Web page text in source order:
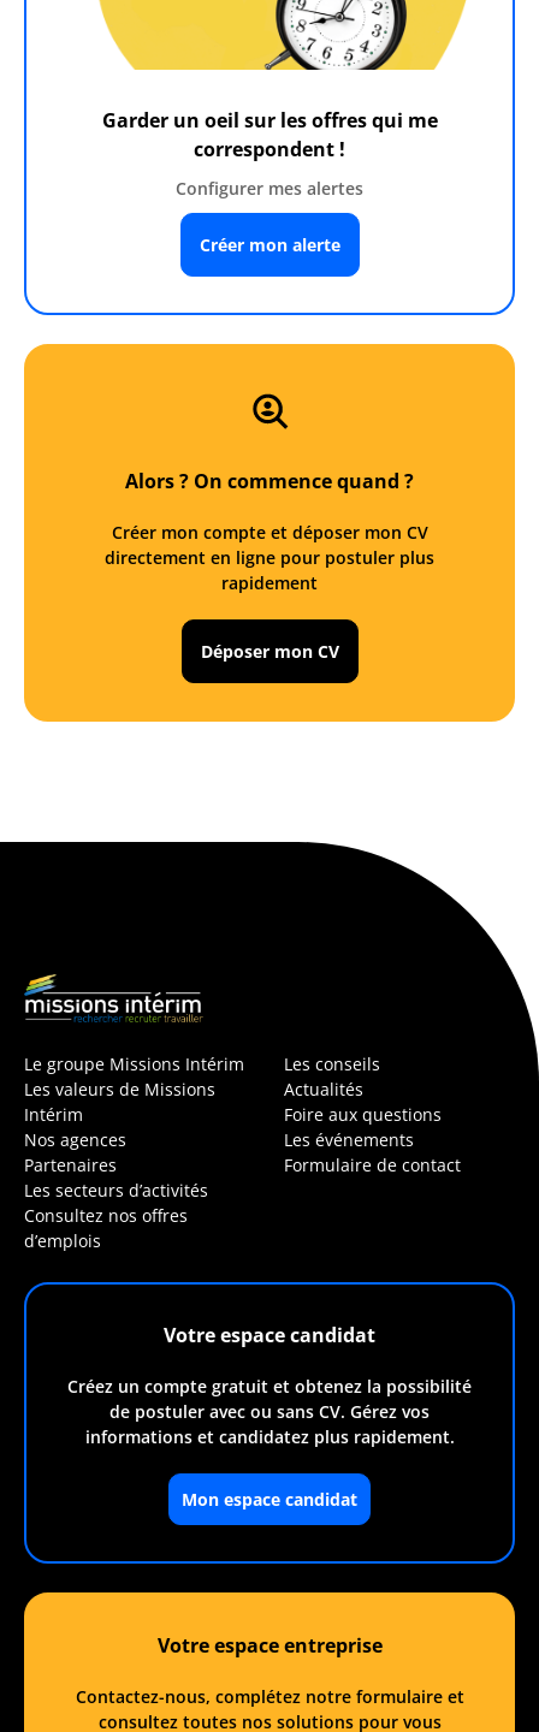
Garder un oeil sur les offres qui me
correspondent !
Configurer mes alertes
Créer mon alerte
Alors ? On commence quand ?
Créer mon compte et déposer mon CV
directement en ligne pour postuler plus
rapidement
Déposer mon CV
Le groupe Missions Intérim
Les valeurs de Missions
Intérim
Nos agences
Partenaires
Les secteurs d’activités
Consultez nos offres
d’emplois
Les conseils
Actualités
Foire aux questions
Les événements
Formulaire de contact
Votre espace candidat
Créez un compte gratuit et obtenez la possibilité
de postuler avec ou sans CV. Gérez vos
informations et candidatez plus rapidement.
Mon espace candidat
Votre espace entreprise
Contactez-nous, complétez notre formulaire et
consultez toutes nos solutions pour vous